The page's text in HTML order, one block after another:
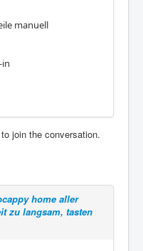
manuell
to join the conversation.
home aller
zu langsam, tasten